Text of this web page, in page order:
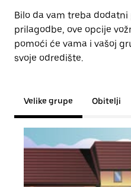
Bilo da vam treba
prilagodbe, ove opcije
pomoći će vama i vašoj
svoje odredište.
Velike grupe Obitelji